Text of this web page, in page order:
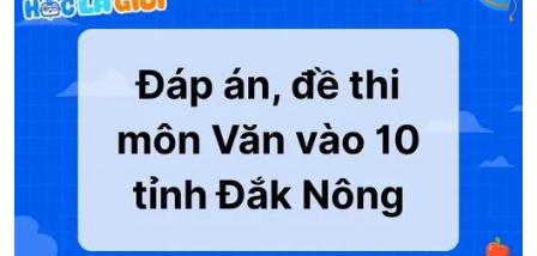
phụ huynh và học sinh có thể đối chiếu kết quả và tra cứu dễ